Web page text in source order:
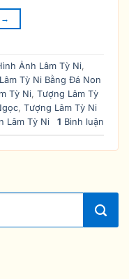
→
Ảnh Lâm Tỳ Ni,
Lâm Tỳ Ni Bằng Đá Non
Tỳ Ni, Tượng Lâm Tỳ
, Tượng Lâm Tỳ Ni
Lâm Tỳ Ni 1 Bình luận